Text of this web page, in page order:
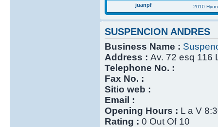
juanpf 2010
SUSPENCION ANDRES
Business Name :
Address : Av. 72 esq 116
Telephone No. :
Fax No. :
Sitio web :
Email :
Opening Hours : L a V
Rating : 0 Out Of 10